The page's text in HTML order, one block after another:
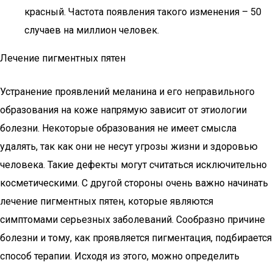
красный. Частота появления такого изменения – 50
случаев на миллион человек.
Лечение пигментных пятен
Устранение проявлений меланина и его неправильного
образования на коже напрямую зависит от этиологии
болезни. Некоторые образования не имеет смысла
удалять, так как они не несут угрозы жизни и здоровью
человека. Такие дефекты могут считаться исключительно
косметическими. С другой стороны очень важно начинать
лечение пигментных пятен, которые являются
симптомами серьезных заболеваний. Сообразно причине
болезни и тому, как проявляется пигментация, подбирается
способ терапии. Исходя из этого, можно определить